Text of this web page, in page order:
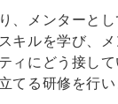
、メンターと
キルを学び、
ィにどう接し
てる研修を行い